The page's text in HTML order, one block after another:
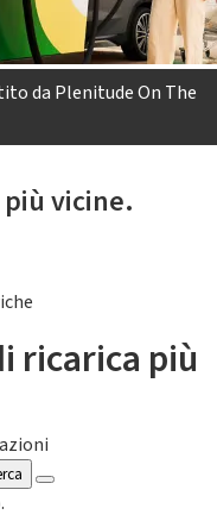
da Plenitude On The
vicine.
ricarica più